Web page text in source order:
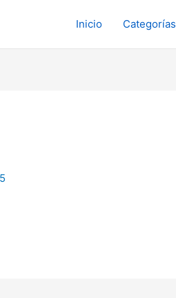
Inicio Categorías